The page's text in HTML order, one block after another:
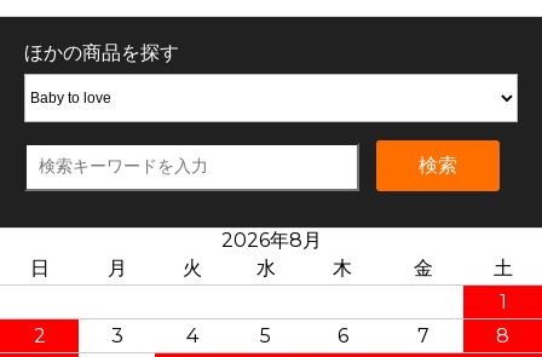
ほかの商品を探す
検索
2026年8月
日
月 火 水 木 金
土
1
2
3 4 5 6 7
8